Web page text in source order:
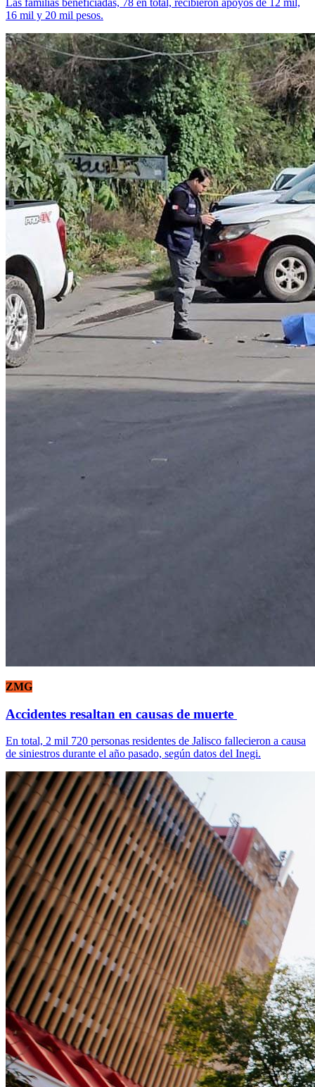
Las familias beneficiadas, 78 en total, recibieron apoyos de 12 mil,
16 mil y 20 mil pesos.
ZMG
Accidentes resaltan en causas de muerte
En total, 2 mil 720 personas residentes de Jalisco fallecieron a causa
de siniestros durante el año pasado, según datos del Inegi.